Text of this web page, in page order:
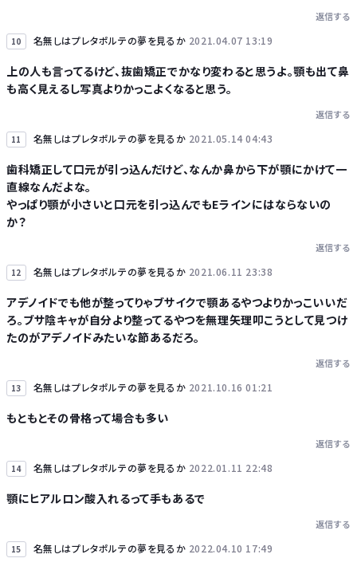
返信する
10 名無しはプレタポルテの夢を見るか 2021.04.07 13:19
上の人も言ってるけど、抜歯矯正でかなり変わると思うよ。顎も出て鼻
も高く見えるし写真よりかっこよくなると思う。
返信する
11 名無しはプレタポルテの夢を見るか 2021.05.14 04:43
歯科矯正して口元が引っ込んだけど、なんか鼻から下が顎にかけて一
直線なんだよな。
やっぱり顎が小さいと口元を引っ込んでもEラインにはならないの
か？
返信する
12 名無しはプレタポルテの夢を見るか 2021.06.11 23:38
アデノイドでも他が整ってりゃブサイクで顎あるやつよりかっこいいだ
ろ。ブサ陰キャが自分より整ってるやつを無理矢理叩こうとして見つけ
たのがアデノイドみたいな節あるだろ。
返信する
13 名無しはプレタポルテの夢を見るか 2021.10.16 01:21
もともとその骨格って場合も多い
返信する
14 名無しはプレタポルテの夢を見るか 2022.01.11 22:48
顎にヒアルロン酸入れるって手もあるで
返信する
15 名無しはプレタポルテの夢を見るか 2022.04.10 17:49